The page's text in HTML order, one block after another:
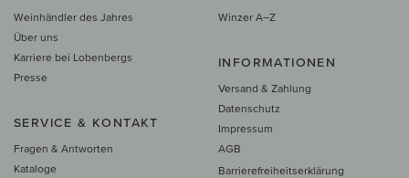
Weinhändler des Jahres
Über uns
Karriere bei Lobenbergs
Presse
SERVICE & KONTAKT
Fragen & Antworten
Kataloge
Winzer A–Z
INFORMATIONEN
Versand & Zahlung
Datenschutz
Impressum
AGB
Barrierefreiheitserklärung